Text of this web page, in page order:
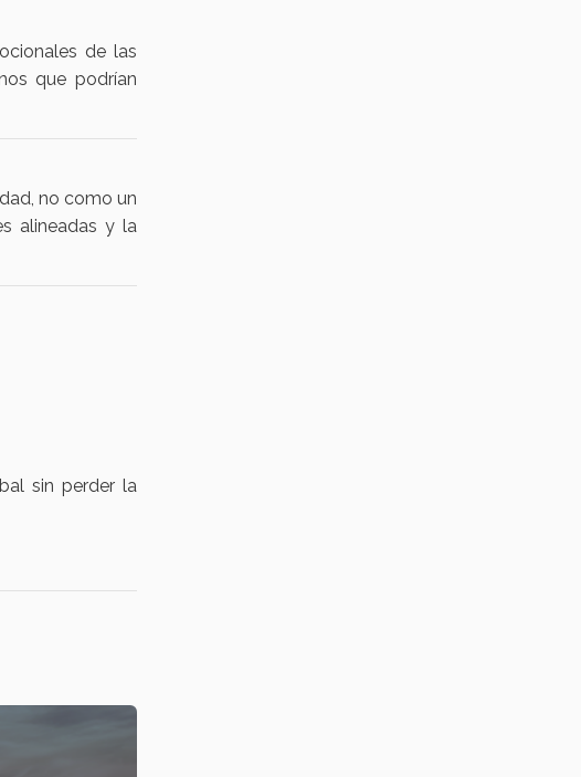
de las
que podrían
no como un
alineadas y la
sin perder la